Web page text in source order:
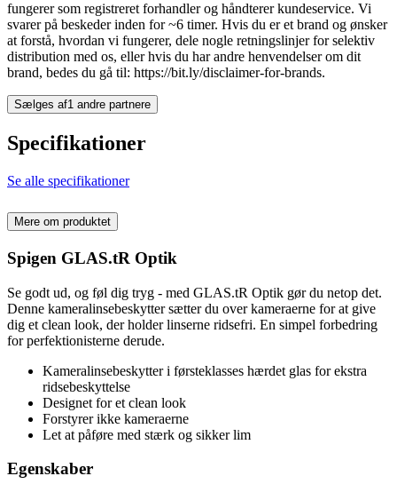
fungerer som registreret forhandler og håndterer kundeservice. Vi
svarer på beskeder inden for ~6 timer. Hvis du er et brand og ønsker
at forstå, hvordan vi fungerer, dele nogle retningslinjer for selektiv
distribution med os, eller hvis du har andre henvendelser om dit
brand, bedes du gå til: https://bit.ly/disclaimer-for-brands.
Sælges af1 andre partnere
Specifikationer
Se alle specifikationer
Mere om produktet
Spigen GLAS.tR Optik
Se godt ud, og føl dig tryg - med GLAS.tR Optik gør du netop det.
Denne kameralinsebeskytter sætter du over kameraerne for at give
dig et clean look, der holder linserne ridsefri. En simpel forbedring
for perfektionisterne derude.
Kameralinsebeskytter i førsteklasses hærdet glas for ekstra
ridsebeskyttelse
Designet for et clean look
Forstyrer ikke kameraerne
Let at påføre med stærk og sikker lim
Egenskaber